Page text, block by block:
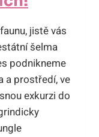
jistě vás
šelma
podnikneme
a prostředí, ve
exkurzi do